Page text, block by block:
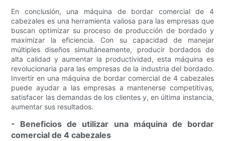
En conclusión, una máquina de bordar comercial de 4
cabezales es una herramienta valiosa para las empresas que
buscan optimizar su proceso de producción de bordado y
maximizar la eficiencia. Con su capacidad de manejar
múltiples diseños simultáneamente, producir bordados de
alta calidad y aumentar la productividad, esta máquina es
revolucionaria para las empresas de la industria del bordado.
Invertir en una máquina de bordar comercial de 4 cabezales
puede ayudar a las empresas a mantenerse competitivas,
satisfacer las demandas de los clientes y, en última instancia,
aumentar sus resultados.
- Beneficios de utilizar una máquina de bordar
comercial de 4 cabezales